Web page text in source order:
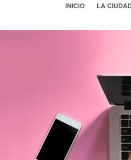
INICIO LA